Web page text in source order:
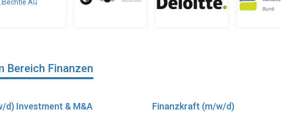
Bereich Finanzen
d) Investment & M&A Finanzkraft (m/w/d)